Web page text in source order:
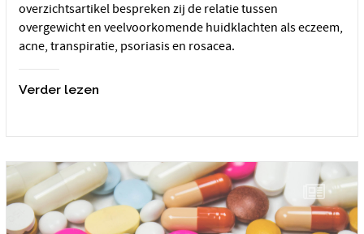
overzichtsartikel bespreken zij de relatie tussen
overgewicht en veelvoorkomende huidklachten als eczeem,
acne, transpiratie, psoriasis en rosacea.
Verder lezen